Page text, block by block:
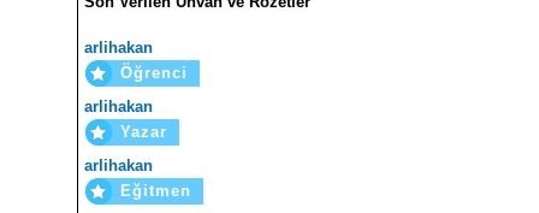
arlihakan
Öğrenci
arlihakan
Yazar
arlihakan
Eğitmen